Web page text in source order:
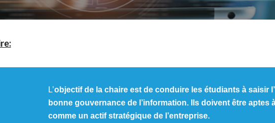
L’objectif de la chaire est de conduire les étudiants à saisir
bonne gouvernance de l’information. Ils doivent être aptes
comme un actif stratégique de l’entreprise.